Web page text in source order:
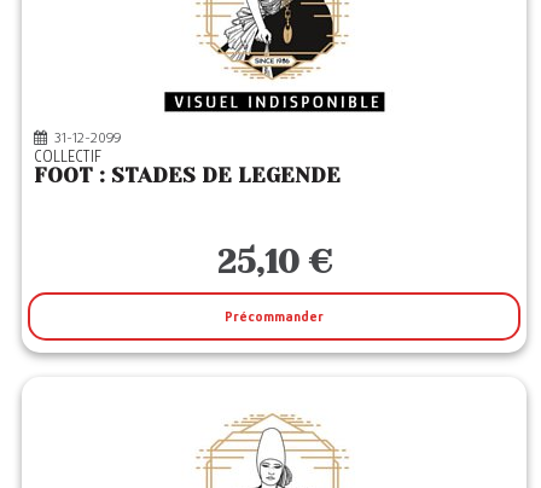
31-12-2099
COLLECTIF
FOOT : STADES DE LEGENDE
25,10 €
Précommander